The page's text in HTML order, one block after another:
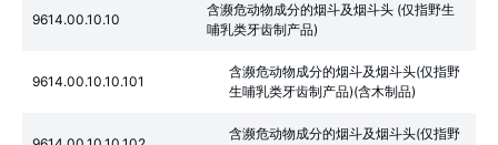
9614.00.10.10
含濒危动物成分的烟斗及烟斗头 (仅指野生
哺乳类牙齿制产品)
9614.00.10.10.101
含濒危动物成分的烟斗及烟斗头(仅指野
生哺乳类牙齿制产品)(含木制品)
含濒危动物成分的烟斗及烟斗头(仅指野